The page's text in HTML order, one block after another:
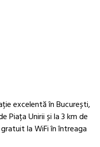
excelentă în București,
Piața Unirii și la 3 km de
la WiFi în întreaga